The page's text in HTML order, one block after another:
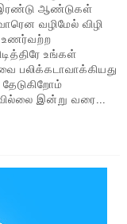
இரண்டு ஆண்டுகள்
வழிமேல் விழி
உணர்வற்ற
உங்கள்
பலிக்கடாவாக்கியது
இன்று வரை...